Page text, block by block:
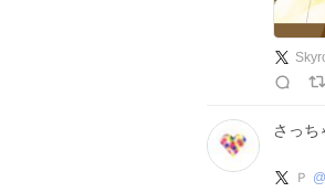
さっち
Ｐ @